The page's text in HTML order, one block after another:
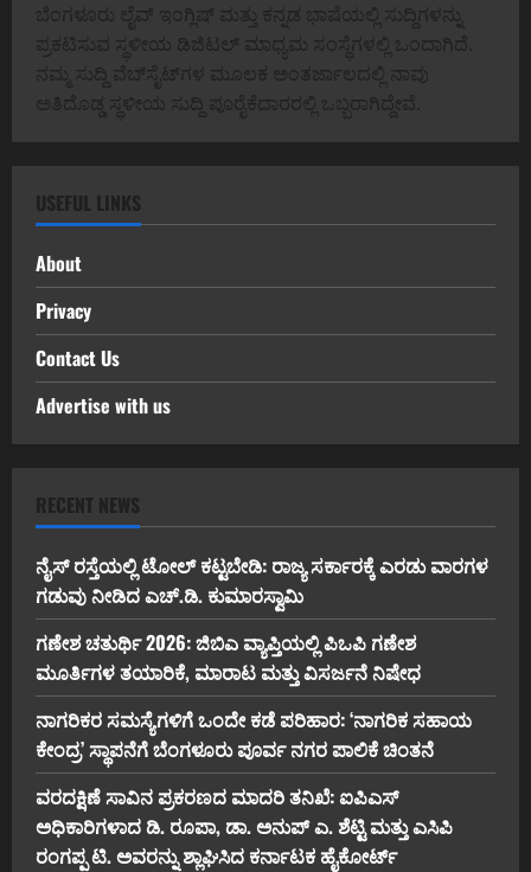
ಬೆಂಗಳೂರು ಲೈವ್ ಇಂಗ್ಲಿಷ್ ಮತ್ತು ಕನ್ನಡ ಭಾಷೆಯಲ್ಲಿ ಸುದ್ದಿಗಳನ್ನು
ಪ್ರಕಟಿಸುವ ಸ್ಥಳೀಯ ಡಿಜಿಟಲ್ ಮಾಧ್ಯಮ ಸಂಸ್ಥೆಗಳಲ್ಲಿ ಒಂದಾಗಿದೆ.
ನಮ್ಮ ಸುದ್ದಿ ವೆಬ್‌ಸೈಟ್‌ಗಳ ಮೂಲಕ ಅಂತರ್ಜಾಲದಲ್ಲಿ ನಾವು
ಅತಿದೊಡ್ಡ ಸ್ಥಳೀಯ ಸುದ್ದಿ ಪೂರೈಕೆದಾರರಲ್ಲಿ ಒಬ್ಬರಾಗಿದ್ದೇವೆ.
USEFUL LINKS
About
Privacy
Contact Us
Advertise with us
RECENT NEWS
ನೈಸ್ ರಸ್ತೆಯಲ್ಲಿ ಟೋಲ್ ಕಟ್ಟಬೇಡಿ: ರಾಜ್ಯ ಸರ್ಕಾರಕ್ಕೆ ಎರಡು ವಾರಗಳ
ಗಡುವು ನೀಡಿದ ಎಚ್.ಡಿ. ಕುಮಾರಸ್ವಾಮಿ
ಗಣೇಶ ಚತುರ್ಥಿ 2026: ಜಿಬಿಎ ವ್ಯಾಪ್ತಿಯಲ್ಲಿ ಪಿಒಪಿ ಗಣೇಶ
ಮೂರ್ತಿಗಳ ತಯಾರಿಕೆ, ಮಾರಾಟ ಮತ್ತು ವಿಸರ್ಜನೆ ನಿಷೇಧ
ನಾಗರಿಕರ ಸಮಸ್ಯೆಗಳಿಗೆ ಒಂದೇ ಕಡೆ ಪರಿಹಾರ: ‘ನಾಗರಿಕ ಸಹಾಯ
ಕೇಂದ್ರ’ ಸ್ಥಾಪನೆಗೆ ಬೆಂಗಳೂರು ಪೂರ್ವ ನಗರ ಪಾಲಿಕೆ ಚಿಂತನೆ
ವರದಕ್ಷಿಣೆ ಸಾವಿನ ಪ್ರಕರಣದ ಮಾದರಿ ತನಿಖೆ: ಐಪಿಎಸ್
ಅಧಿಕಾರಿಗಳಾದ ಡಿ. ರೂಪಾ, ಡಾ. ಅನುಪ್ ಎ. ಶೆಟ್ಟಿ ಮತ್ತು ಎಸಿಪಿ
ರಂಗಪ್ಪ ಟಿ. ಅವರನ್ನು ಶ್ಲಾಘಿಸಿದ ಕರ್ನಾಟಕ ಹೈಕೋರ್ಟ್